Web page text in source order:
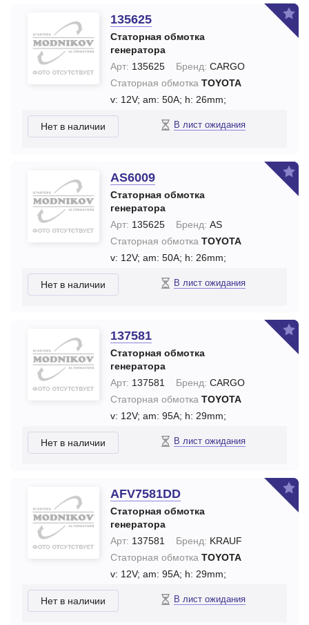
135625
Статорная обмотка
генератора
Арт: 135625 Бренд: CARGO
Статорная обмотка TOYOTA
v: 12V; am: 50A; h: 26mm;
Нет в наличии В лист ожидания
AS6009
Статорная обмотка
генератора
Арт: 135625 Бренд: AS
Статорная обмотка TOYOTA
v: 12V; am: 50A; h: 26mm;
Нет в наличии В лист ожидания
137581
Статорная обмотка
генератора
Арт: 137581 Бренд: CARGO
Статорная обмотка TOYOTA
v: 12V; am: 95A; h: 29mm;
Нет в наличии В лист ожидания
AFV7581DD
Статорная обмотка
генератора
Арт: 137581 Бренд: KRAUF
Статорная обмотка TOYOTA
v: 12V; am: 95A; h: 29mm;
Нет в наличии В лист ожидания